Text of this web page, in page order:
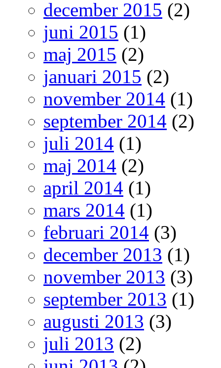
december 2015 (2)
juni 2015 (1)
maj 2015 (2)
januari 2015 (2)
november 2014 (1)
september 2014 (2)
juli 2014 (1)
maj 2014 (2)
april 2014 (1)
mars 2014 (1)
februari 2014 (3)
december 2013 (1)
november 2013 (3)
september 2013 (1)
augusti 2013 (3)
juli 2013 (2)